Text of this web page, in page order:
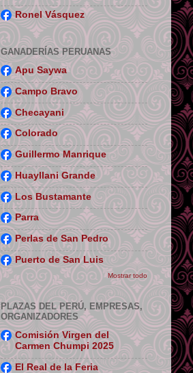
Ronel Vásquez
GANADERÍAS PERUANAS
Apu Saywa
Campo Bravo
Checayani
Colorado
Guillermo Manrique
Huayllani Grande
Los Bustamante
Parra
Perlas de San Pedro
Puerto de San Luis
Mostrar todo
PLAZAS DEL PERÚ, EMPRESAS,
ORGANIZADORES
Comisión Virgen del
Carmen Chumpi 2025
El Real de la Feria